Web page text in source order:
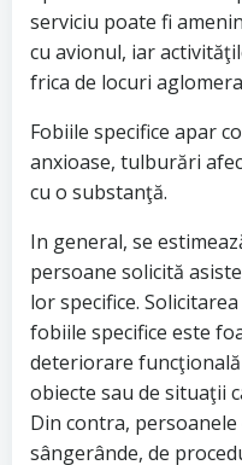
serviciu poate fi
cu avionul, iar
frica de locuri
Fobiile specifice apar
anxioase, tulburări
cu o substanţă.
In general, se
persoane solicită
lor specifice.
fobiile specifice este
deteriorare funcţională
obiecte sau de situaţii
Din contra,
sângerânde, de